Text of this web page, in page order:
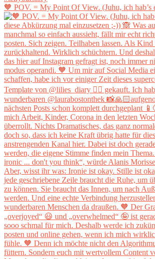
🧡 POV. = My Point Of View. (Juhu, ich hab’s